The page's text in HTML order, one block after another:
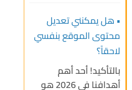
• هل يمكنني تعديل
محتوى الموقع بنفسي
لاحقاً؟
بالتأكيد! أحد أهم
أهدافنا في 2026 هو